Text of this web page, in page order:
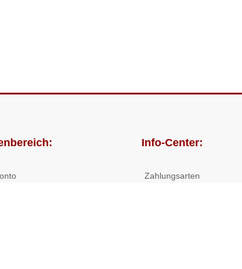
Info-Center:
Zahlungsarten